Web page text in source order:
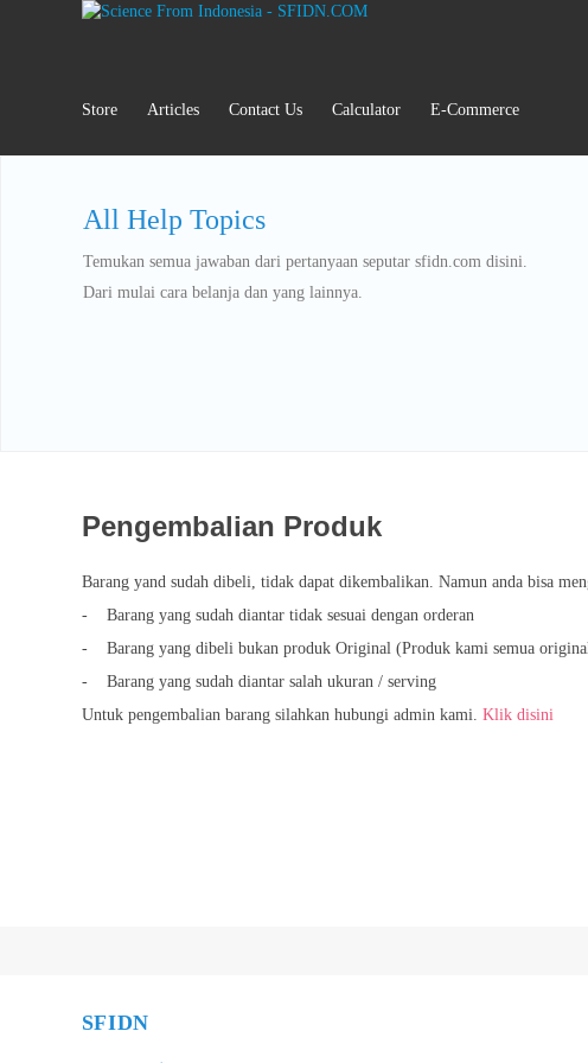
Store Articles Contact Us Calculator E-Commerce
All Help Topics
Temukan semua jawaban dari pertanyaan seputar sfidn.com disini.
Dari mulai cara belanja dan yang lainnya.
Pengembalian Produk
Barang yand sudah dibeli, tidak dapat dikembalikan. Namun anda bisa
- Barang yang sudah diantar tidak sesuai dengan orderan
- Barang yang dibeli bukan produk Original (Produk kami semua
- Barang yang sudah diantar salah ukuran / serving
Untuk pengembalian barang silahkan hubungi admin kami. Klik disini
SFIDN